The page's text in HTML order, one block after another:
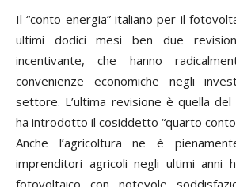
Il “conto energia” italiano per il
ultimi dodici mesi ben due
incentivante, che hanno
convenienze economiche negli
settore. L’ultima revisione è quella
ha introdotto il cosiddetto “quarto conto
Anche l’agricoltura ne è
imprenditori agricoli negli ultimi anni
fotovoltaico con notevole